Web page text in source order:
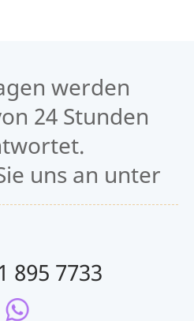
werden
24 Stunden
uns an unter
895 7733